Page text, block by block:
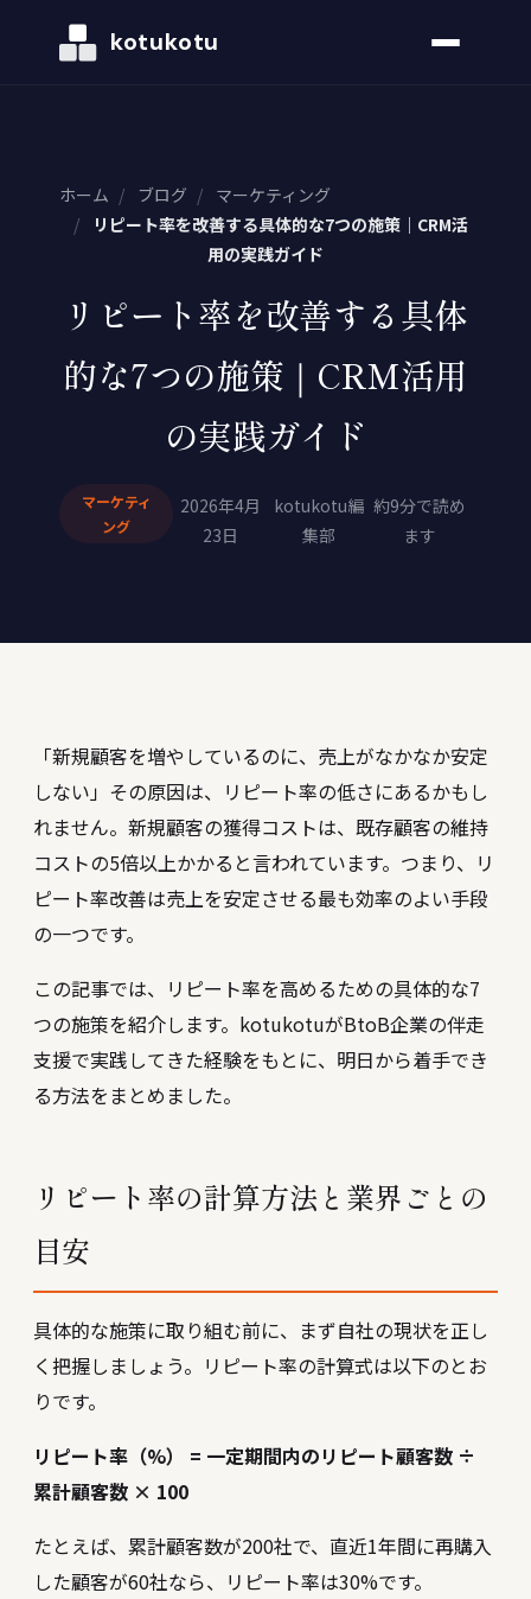
kotukotu
ホーム / ブログ / マーケティング
/
リピート率を改善する具体的な7つの施策｜CRM活
用の実践ガイド
リピート率を改善する具体
的な7つの施策｜CRM活用
の実践ガイド
マーケティ
ング
2026年4月
23日
kotukotu編
集部
約9分で読め
ます
「新規顧客を増やしているのに、売上がなかなか安定
しない」――その原因は、リピート率の低さにあるかもし
れません。新規顧客の獲得コストは、既存顧客の維持
コストの5倍以上かかると言われています。つまり、リ
ピート率改善は売上を安定させる最も効率のよい手段
の一つです。
この記事では、リピート率を高めるための具体的な7
つの施策を紹介します。kotukotuがBtoB企業の伴走
支援で実践してきた経験をもとに、明日から着手でき
る方法をまとめました。
リピート率の計算方法と業界ごとの
目安
具体的な施策に取り組む前に、まず自社の現状を正し
く把握しましょう。リピート率の計算式は以下のとお
りです。
リピート率（%） = 一定期間内のリピート顧客数 ÷
累計顧客数 × 100
たとえば、累計顧客数が200社で、直近1年間に再購入
した顧客が60社なら、リピート率は30%です。